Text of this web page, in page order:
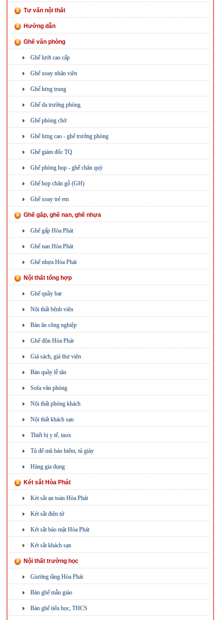
Tư vấn nội thất
Hướng dẫn
Ghế văn phòng
Ghế lưới cao cấp
Ghế xoay nhân viên
Ghế lưng trung
Ghế da trưởng phòng
Ghế phòng chờ
Ghế lưng cao - ghế trưởng phòng
Ghế giám đốc TQ
Ghế phòng họp - ghế chân quỳ
Ghế họp chân gỗ (GH)
Ghế xoay trẻ em
Ghế gấp, ghế nan, ghế nhựa
Ghế gấp Hòa Phát
Ghế nan Hòa Phát
Ghế nhựa Hòa Phát
Nội thất tổng hợp
Ghế quầy bar
Nội thất bệnh viện
Bàn ăn công nghiệp
Ghế đôn Hòa Phát
Giá sách, giá thư viện
Bàn quầy lễ tân
Sofa văn phòng
Nội thất phòng khách
Nội thất khách sạn
Thiết bị y tế, inox
Tủ để mũ bảo hiểm, tủ giày
Hàng gia dụng
Két sắt Hòa Phát
Két sắt an toàn Hòa Phát
Két sắt điện tử
Két sắt bảo mật Hòa Phát
Két sắt khách sạn
Nội thất trường học
Giường tầng Hòa Phát
Bàn ghế mẫu giáo
Bàn ghế tiểu học, THCS